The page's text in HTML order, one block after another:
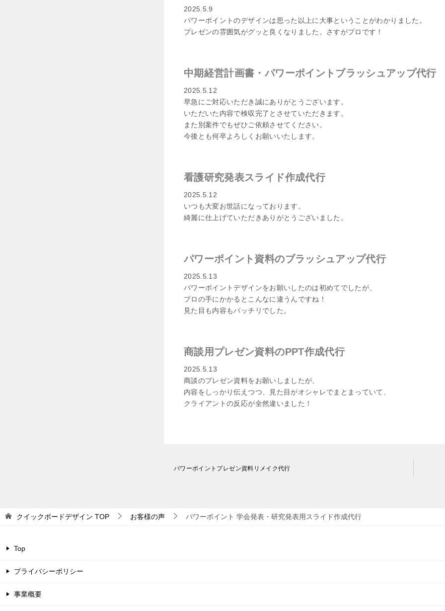
2025.5.9
パワーポイントのデザインは思った以上に大事ということがわかりました。
プレゼンの雰囲気がグッと良くなりました。さすがプロです！
中期経営計画書・パワーポイントブラッシュアップ代行
2025.5.12
早急にご対応いただき誠にありがとうございます。
いただいた内容で検収完了とさせていただきます。
また別案件でもぜひご依頼させてください。
今後とも何卒よろしくお願いいたします。
看護研究発表スライド作成代行
2025.5.12
いつも大変お世話になっております。
綺麗に仕上げていただきありがとうございました。
パワーポイント資料のブラッシュアップ代行
2025.5.13
パワーポイントデザインをお願いしたのは初めてでしたが、
プロの手にかかるとこんなに違うんですね！
見た目も内容もバッチリでした。
商談用プレゼン資料のPPT作成代行
2025.5.13
商談のプレゼン資料をお願いしましたが、
内容をしっかり伝えつつ、見た目がオシャレでまとまっていて、
クライアントの反応が全然違いました！
ゲ
ー
パワーポイントプレゼン資料リメイク代行
クイックボードデザイン TOP お客様の声 パワーポイント 学会発表・研究発表用スライド作成代行
Top
プライバシーポリシー
事業概要